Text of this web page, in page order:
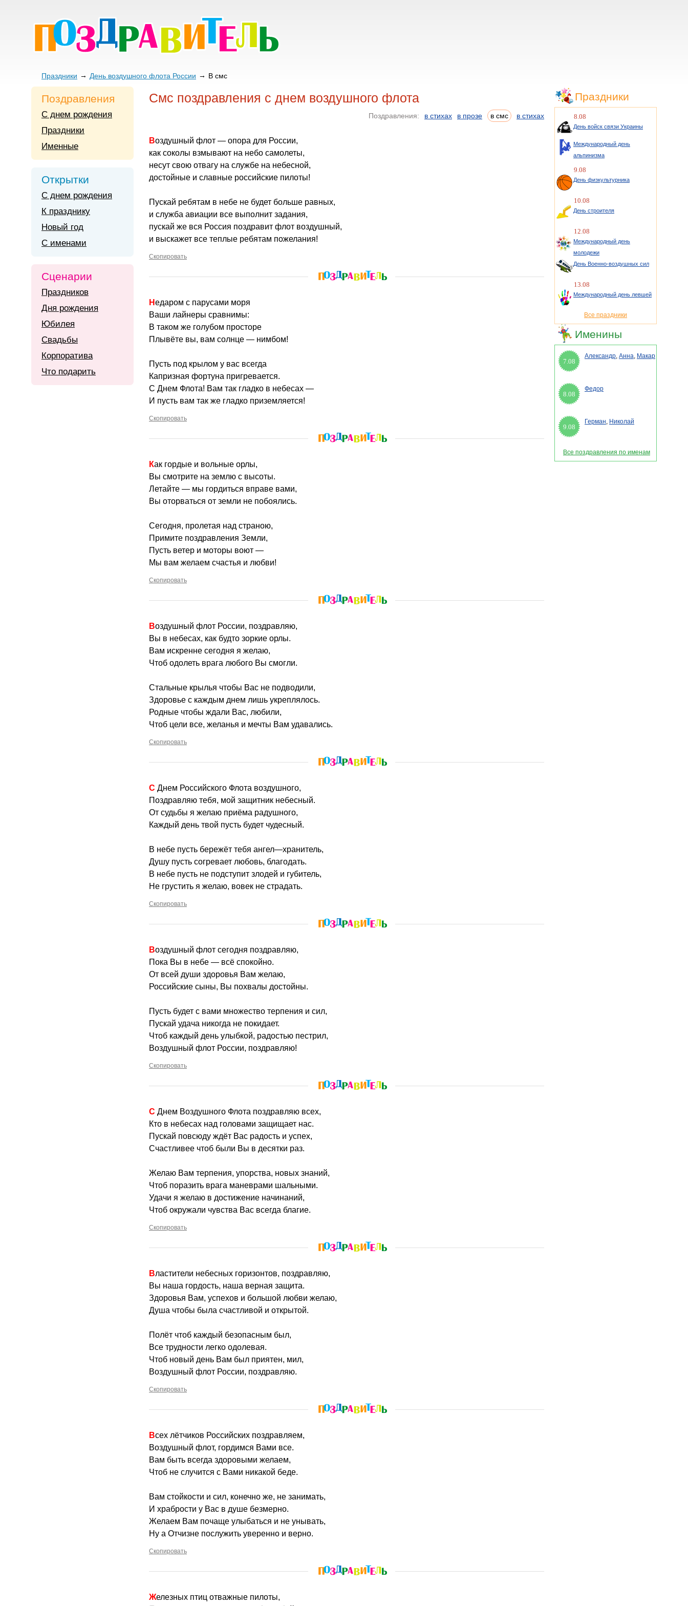
Праздники День воздушного флота России В смс
Смс поздравления с днем воздушного флота
Поздравления: в стихах в прозе в смс в стихах
Воздушный флот — опора для России,
как соколы взмывают на небо самолеты,
несут свою отвагу на службе на небесной,
достойные и славные российские пилоты!
Пускай ребятам в небе не будет больше равных,
и служба авиации все выполнит задания,
пускай же вся Россия поздравит флот воздушный,
и выскажет все теплые ребятам пожелания!
Скопировать
Недаром с парусами моря
Ваши лайнеры сравнимы:
В таком же голубом просторе
Плывёте вы, вам солнце — нимбом!
Пусть под крылом у вас всегда
Капризная фортуна пригревается.
С Днем Флота! Вам так гладко в небесах —
И пусть вам так же гладко приземляется!
Скопировать
Как гордые и вольные орлы,
Вы смотрите на землю с высоты.
Летайте — мы гордиться вправе вами,
Вы оторваться от земли не побоялись.
Сегодня, пролетая над страною,
Примите поздравления Земли,
Пусть ветер и моторы воют —
Мы вам желаем счастья и любви!
Скопировать
Воздушный флот России, поздравляю,
Вы в небесах, как будто зоркие орлы.
Вам искренне сегодня я желаю,
Чтоб одолеть врага любого Вы смогли.
Стальные крылья чтобы Вас не подводили,
Здоровье с каждым днем лишь укреплялось.
Родные чтобы ждали Вас, любили,
Чтоб цели все, желанья и мечты Вам удавались.
Скопировать
С Днем Российского Флота воздушного,
Поздравляю тебя, мой защитник небесный.
От судьбы я желаю приёма радушного,
Каждый день твой пусть будет чудесный.
В небе пусть бережёт тебя ангел—хранитель,
Душу пусть согревает любовь, благодать.
В небе пусть не подступит злодей и губитель,
Не грустить я желаю, вовек не страдать.
Скопировать
Воздушный флот сегодня поздравляю,
Пока Вы в небе — всё спокойно.
От всей души здоровья Вам желаю,
Российские сыны, Вы похвалы достойны.
Пусть будет с вами множество терпения и сил,
Пускай удача никогда не покидает.
Чтоб каждый день улыбкой, радостью пестрил,
Воздушный флот России, поздравляю!
Скопировать
С Днем Воздушного Флота поздравляю всех,
Кто в небесах над головами защищает нас.
Пускай повсюду ждёт Вас радость и успех,
Счастливее чтоб были Вы в десятки раз.
Желаю Вам терпения, упорства, новых знаний,
Чтоб поразить врага маневрами шальными.
Удачи я желаю в достижение начинаний,
Чтоб окружали чувства Вас всегда благие.
Скопировать
Властители небесных горизонтов, поздравляю,
Вы наша гордость, наша верная защита.
Здоровья Вам, успехов и большой любви желаю,
Душа чтобы была счастливой и открытой.
Полёт чтоб каждый безопасным был,
Все трудности легко одолевая.
Чтоб новый день Вам был приятен, мил,
Воздушный флот России, поздравляю.
Скопировать
Всех лётчиков Российских поздравляем,
Воздушный флот, гордимся Вами все.
Вам быть всегда здоровыми желаем,
Чтоб не случится с Вами никакой беде.
Вам стойкости и сил, конечно же, не занимать,
И храбрости у Вас в душе безмерно.
Желаем Вам почаще улыбаться и не унывать,
Ну а Отчизне послужить уверенно и верно.
Скопировать
Железных птиц отважные пилоты,
Поздравления
С днем рождения
Праздники
Именные
Открытки
С днем рождения
К празднику
Новый год
С именами
Сценарии
Праздников
Дня рождения
Юбилея
Свадьбы
Корпоратива
Что подарить
Праздники
8.08
День войск связи Украины
Международный день
альпинизма
9.08
День физкультурника
10.08
День строителя
12.08
Международный день
молодежи
День Военно-воздушных сил
13.08
Международный день левшей
Все праздники
Именины
7.08
Александр, Анна, Макар
8.08
Федор
9.08
Герман, Николай
Все поздравления по именам